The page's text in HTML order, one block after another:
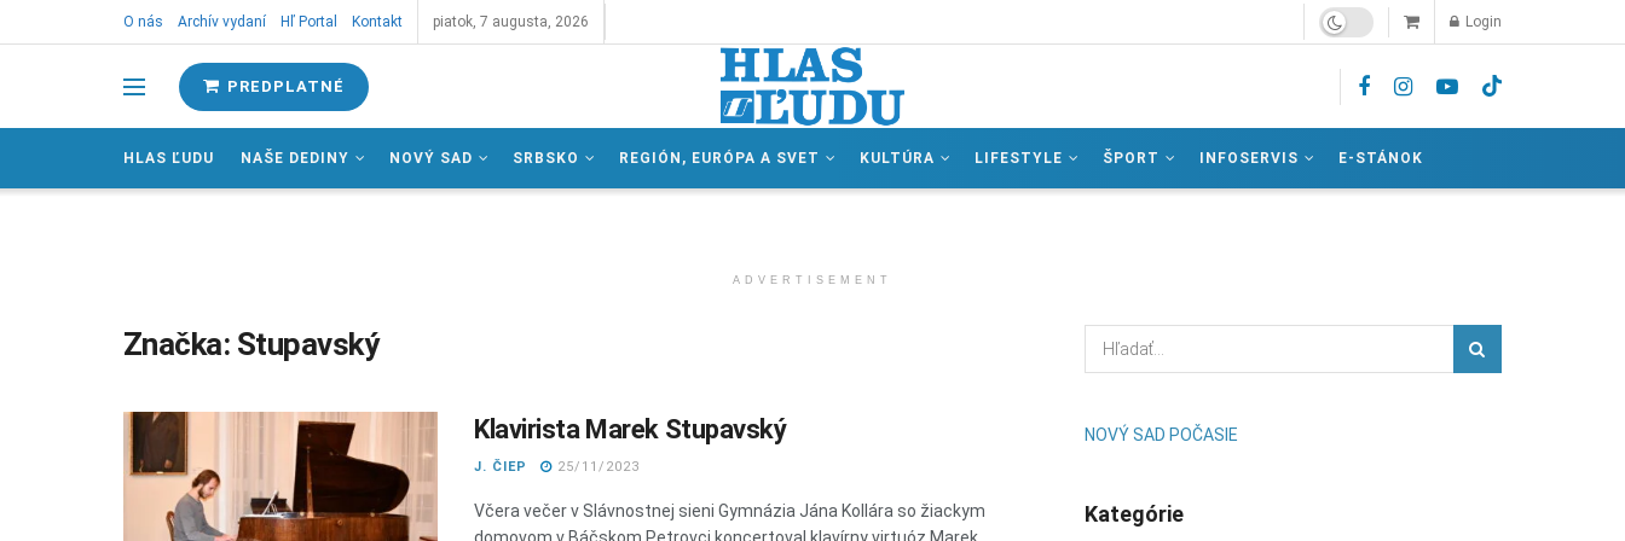
O nás Archív vydaní Hľ Portal Kontakt piatok, 7 augusta, 2026 Login
PREDPLATNÉ
HLAS ĽUDU NAŠE DEDINY NOVÝ SAD SRBSKO REGIÓN, EURÓPA A SVET KULTÚRA LIFESTYLE ŠPORT INFOSERVIS E-STÁNOK
ADVERTISEMENT
Značka: Stupavský
Klavirista Marek Stupavský
J. ČIEP 25/11/2023
Včera večer v Slávnostnej sieni Gymnázia Jána Kollára so žiackym
NOVÝ SAD POČASIE
Kategórie